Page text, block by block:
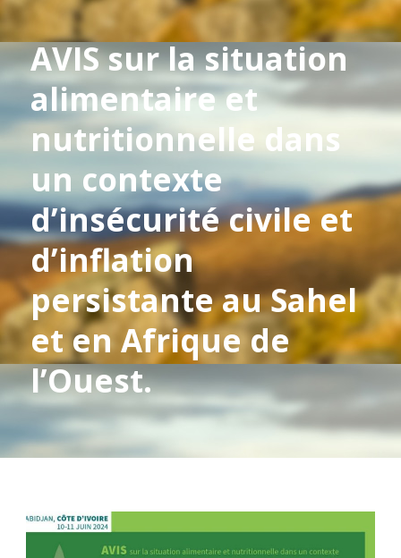
AVIS sur la situation
alimentaire et
nutritionnelle dans
un contexte
d’insécurité civile et
d’inflation
persistante au Sahel
et en Afrique de
l’Ouest.